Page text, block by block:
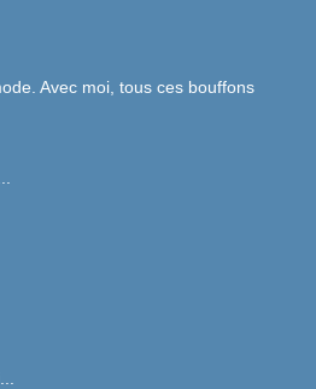
Avec moi, tous ces bouffons